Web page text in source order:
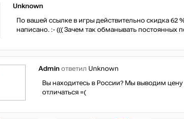
Unknown
По вашей ссылке в игры действительно скидка 62
написано. :- ((( Зачем так обманывать постоянных
Admin ответил Unknown
Вы находитесь в России? Мы выводим
отличаться =(